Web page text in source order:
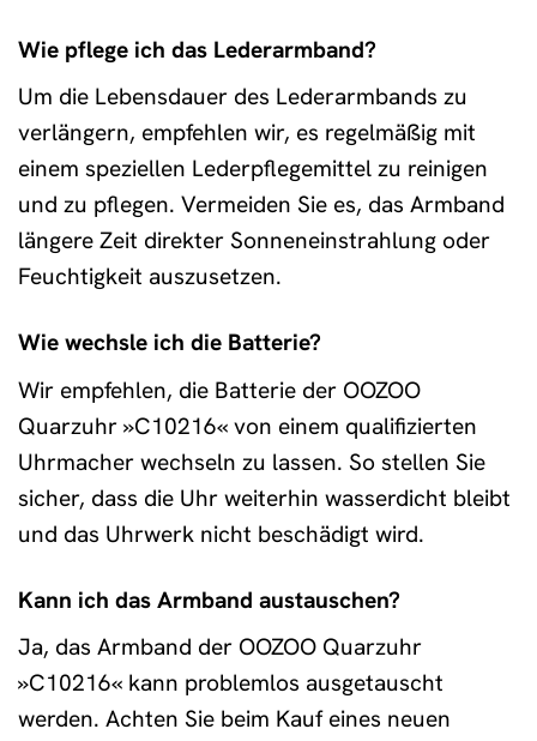
Wie pflege ich das Lederarmband?
Um die Lebensdauer des Lederarmbands zu
verlängern, empfehlen wir, es regelmäßig mit
einem speziellen Lederpflegemittel zu reinigen
und zu pflegen. Vermeiden Sie es, das Armband
längere Zeit direkter Sonneneinstrahlung oder
Feuchtigkeit auszusetzen.
Wie wechsle ich die Batterie?
Wir empfehlen, die Batterie der OOZOO
Quarzuhr »C10216« von einem qualifizierten
Uhrmacher wechseln zu lassen. So stellen Sie
sicher, dass die Uhr weiterhin wasserdicht bleibt
und das Uhrwerk nicht beschädigt wird.
Kann ich das Armband austauschen?
Ja, das Armband der OOZOO Quarzuhr
»C10216« kann problemlos ausgetauscht
werden. Achten Sie beim Kauf eines neuen